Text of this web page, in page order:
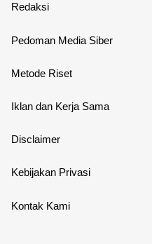
Redaksi
Pedoman Media Siber
Metode Riset
Iklan dan Kerja Sama
Disclaimer
Kebijakan Privasi
Kontak Kami